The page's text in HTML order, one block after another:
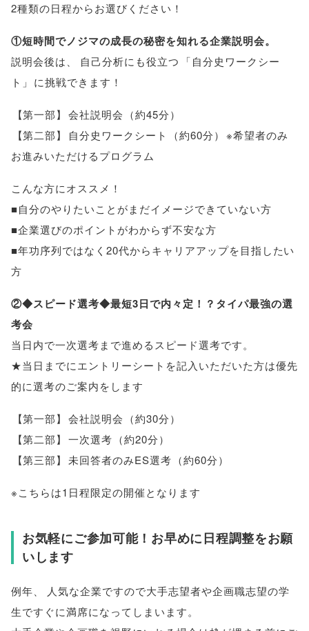
2種類の日程からお選びください！
①短時間でノジマの成長の秘密を知れる企業説明会。
説明会後は、 自己分析にも役立つ 「自分史ワークシー
ト 」 に挑戦できます！
【第一部】 会社説明会 （約45分）
【第二部】 自分史ワークシート （約60分） ※希望者のみ
お進みいただけるプログラム
こんな方にオススメ！
■自分のやりたいことがまだイメージできていない方
■企業選びのポイントがわからず不安な方
■年功序列ではなく20代からキャリアアップを目指したい
方
②◆スピード選考◆最短3日で内々定！？タイパ最強の選
考会
当日内で一次選考まで進めるスピード選考です。
★当日までにエントリーシートを記入いただいた方は優先
的に選考のご案内をします
【第一部】 会社説明会 （約30分）
【第二部】 一次選考 （約20分）
【第三部】 未回答者のみES選考 （約60分）
※こちらは1日程限定の開催となります
お気軽にご参加可能！お早めに日程調整をお願
いします
例年
人気な企業ですので大手志望者や企画職志望の学
生ですぐに満席になってしまいます。